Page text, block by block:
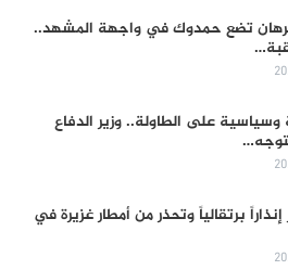
تضع حمدوك في واجهة المشهد..
وسياسية على الطاولة.. وزير الدفاع
إنذاراً برتقالياً وتحذر من أمطار غزيرة في